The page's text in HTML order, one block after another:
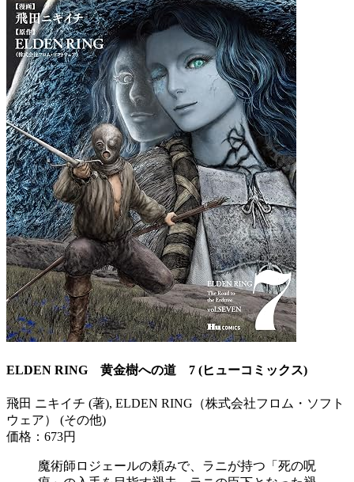
ELDEN RING 黄金樹への道 7 (ヒューコミックス)
飛田 ニキイチ (著), ELDEN RING（株式会社フロム・ソフト
ウェア） (その他)
価格：673円
魔術師ロジェールの頼みで、ラニが持つ「死の呪